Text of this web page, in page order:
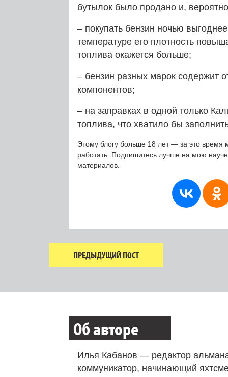
бутылок было продано и,
– покупать бензин ночью
температуре его плотность
топлива окажется больше;
– бензин разных марок содержит
компонентов;
– на заправках в одной только
топлива, что хватило бы
Этому блогу больше 18 лет — за это время
работать. Подпишитесь лучше на мою
материалов.
ПРЕДЫДУЩИЙ ПОСТ
Об авторе
Илья Кабанов — редактор
коммуникатор, начинающий